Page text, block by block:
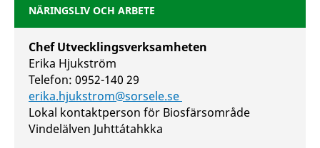
NÄRINGSLIV OCH ARBETE
Chef Utvecklingsverksamheten
Erika Hjukström
Telefon: 0952-140 29
erika.hjukstrom@sorsele.se
Lokal kontaktperson för Biosfärsområde
Vindelälven Juhttátahkka